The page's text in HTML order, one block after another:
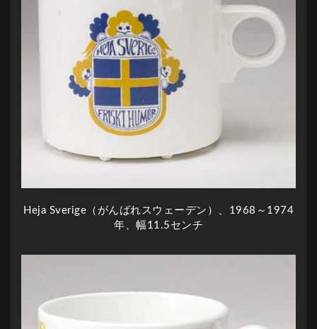
Heja Sverige（がんばれスウェーデン）、1968～1974
年、幅11.5センチ